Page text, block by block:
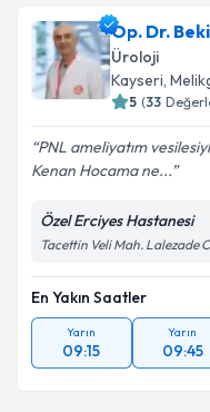
takvim
E-posta Adresiniz
kapsamda
Op. Dr.
Üroloji
Kayseri,
5 (33
PNL ameliyatım
Kenan Hocama ne...
Özel Erciyes Hastanesi
Tacettin Veli Mah. Lalezade
En Yakın Saatler
Yarın
09:15
Yarın
09:45